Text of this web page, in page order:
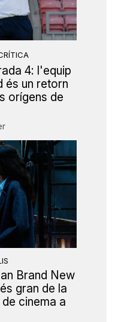
4: l'equip
és un retorn
orígens de
Brand New
gran de la
cinema a